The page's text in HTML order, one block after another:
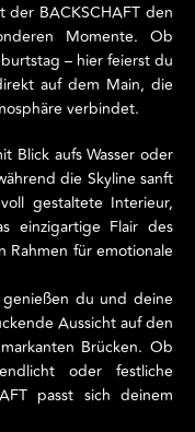
BACKSCHAFT den
Momente. Ob
– hier feierst du
auf dem Main, die
verbindet.
Blick aufs Wasser oder
die Skyline sanft
gestaltete Interieur,
einzigartige Flair des
Rahmen für emotionale
du und deine
Aussicht auf den
Brücken. Ob
oder festliche
passt sich deinem